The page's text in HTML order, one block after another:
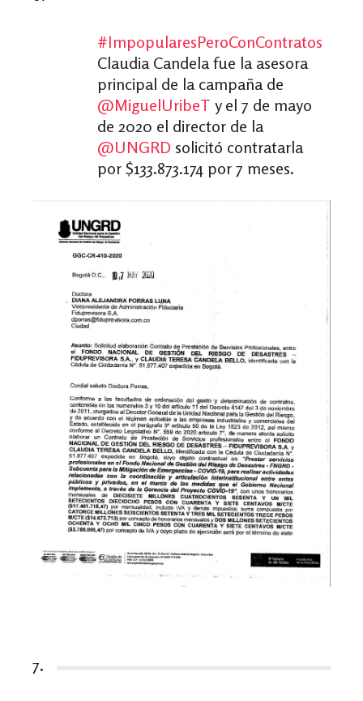
#ImpopularesPeroConContratos
Claudia Candela fue la asesora
principal de la campaña de
@MiguelUribeT y el 7 de mayo
de 2020 el director de la
@UNGRD solicitó contratarla
por $133.873.174 por 7 meses.
7.